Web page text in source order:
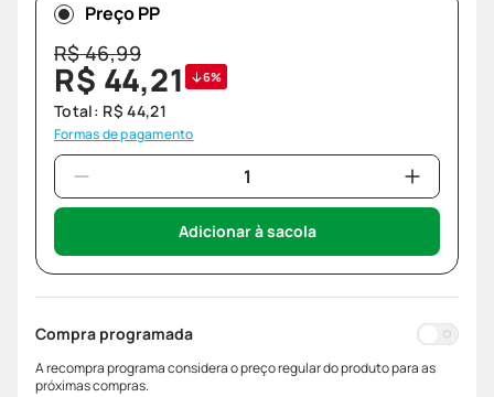
Preço PP
R$46,99
R$ 44,21 6%
Total: R$ 44,21
Formas de pagamento
Adicionar à sacola
Compra programada
A recompra programa considera o preço regular do produto para as
próximas compras.